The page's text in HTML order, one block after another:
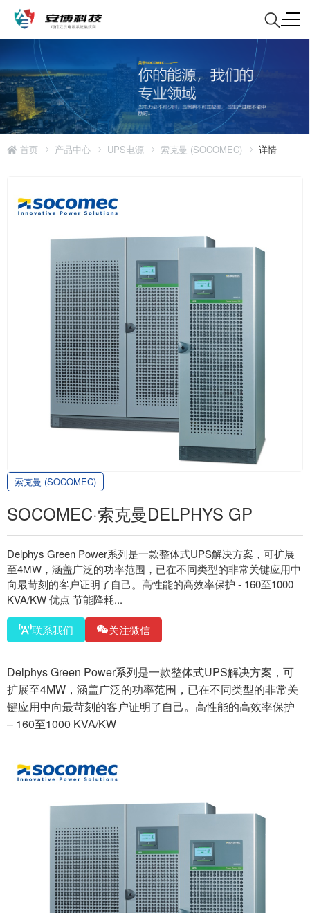
首页 产品中心 UPS电源 索克曼 (SOCOMEC) 详情
索克曼 (SOCOMEC)
SOCOMEC·索克曼DELPHYS GP
Delphys Green Power系列是一款整体式UPS解决方案，可扩展
至4MW，涵盖广泛的功率范围，已在不同类型的非常关键应用中
向最苛刻的客户证明了自己。高性能的高效率保护 - 160至1000
KVA/KW 优点 节能降耗...
联系我们 关注微信
Delphys Green Power系列是一款整体式UPS解决方案，可
扩展至4MW，涵盖广泛的功率范围，已在不同类型的非常关
键应用中向最苛刻的客户证明了自己。高性能的高效率保护
– 160至1000 KVA/KW